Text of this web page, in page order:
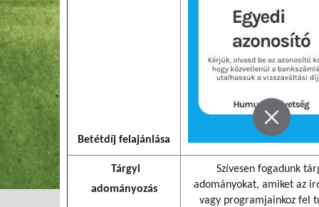
Betétdíj felajánlása
Tárgyi
adományozás
Szívesen fogadunk
adományokat, amiket az
vagy programjainkoz fel